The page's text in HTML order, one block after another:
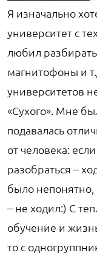
Я изначально
университет с
любил
магнитофоны и
университетов
«Сухого». Мне
подавалась
от человека:
разобраться –
было
– не ходил:) С
обучение и
то с